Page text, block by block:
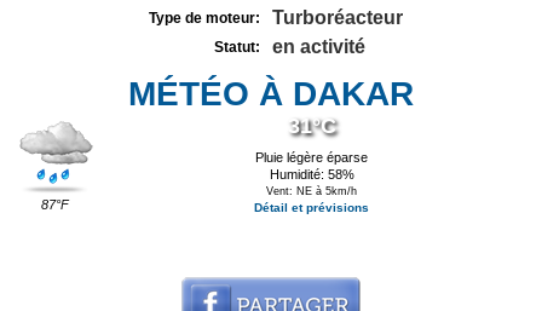
Type de moteur: Turboréacteur
Statut: en activité
MÉTÉO À DAKAR
87°F
31°C
Pluie légère éparse
Humidité: 58%
Vent: NE à 5km/h
Détail et prévisions